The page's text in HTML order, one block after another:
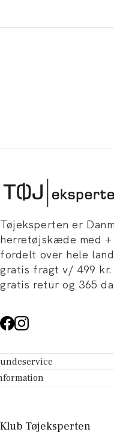
Tøjeksperten er
herretøjskæde med
fordelt over hele
gratis fragt v/ 499 kr.
gratis retur og 365
-
dit køb
Tøjeksperten
og artikler
Klub Tøjeksperten